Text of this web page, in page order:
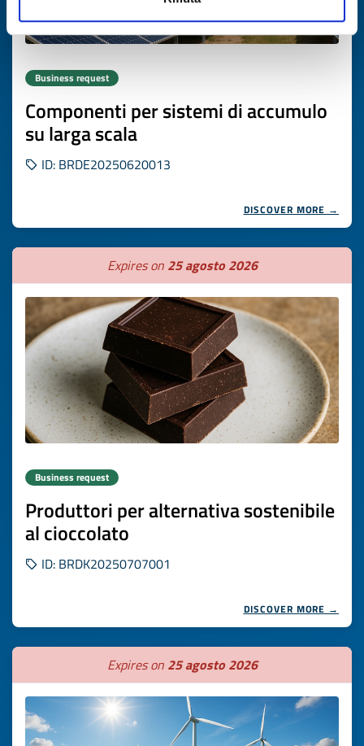
Business request
Componenti per sistemi di accumulo
su larga scala
ID: BRDE20250620013
DISCOVER MORE →
Expires on 25 agosto 2026
Business request
Produttori per alternativa sostenibile
al cioccolato
ID: BRDK20250707001
DISCOVER MORE →
Expires on 25 agosto 2026